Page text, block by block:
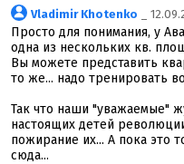
Vladimir Khotenko _
Просто для понимания, у
одна из нескольких кв.
Вы можете представить
то же... надо тренировать
Так что наши "уважаемые"
настоящих детей
пожирание их... А пока это
сюда...